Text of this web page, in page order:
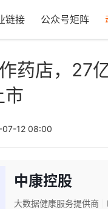
链接 公众号矩阵
药店，27
市
07-12 08:00
中康控股
大数据健康服务提供商